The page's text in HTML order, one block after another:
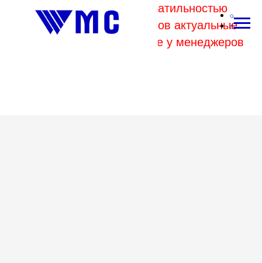
В связи с высокой волатильностью
отпускных цен комбинатов актуальные
цены на металл уточняйте у менеджеров